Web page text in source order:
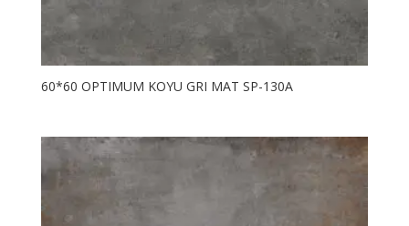
60*60 OPTIMUM KOYU GRI MAT SP-130A